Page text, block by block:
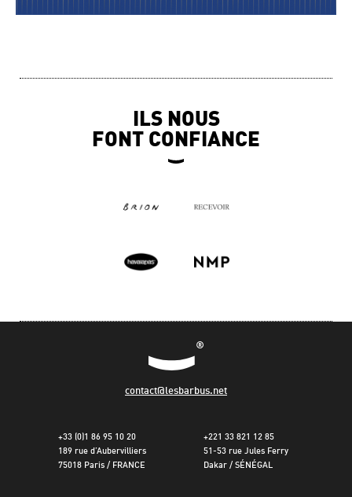
ILS NOUS
FONT CONFIANCE
contact@lesbarbus.net
+33 (0)1 86 95 10 20
189 rue d’Aubervilliers
75018 Paris / FRANCE
+221 33 821 12 85
51-53 rue Jules Ferry
Dakar / SÉNÉGAL